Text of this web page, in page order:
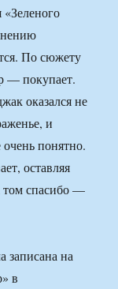
По сюжету
— покупает.
оказался не
и
понятно.
оставляя
том спасибо —
записана на
в